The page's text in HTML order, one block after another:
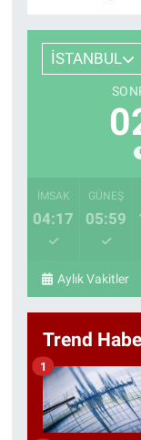
İSTANBUL
İMSAK
04:17
GÜNEŞ
05:59
Aylık Vakitler
Trend
1